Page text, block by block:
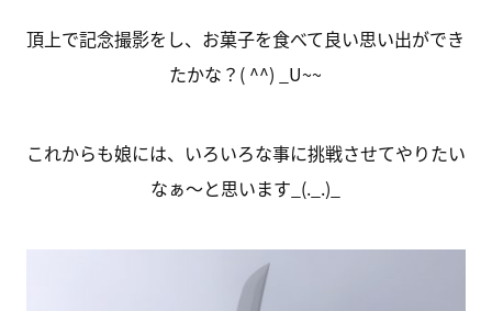
頂上で記念撮影をし、お菓子を食べて良い思い出ができ
たかな？( ^^) _U~~
これからも娘には、いろいろな事に挑戦させてやりたい
なぁ～と思います_(._.)_